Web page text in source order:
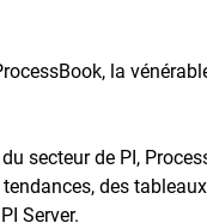
la
secteur de PI,
des
Server.